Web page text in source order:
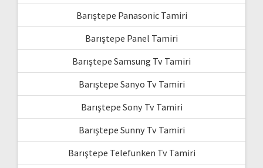
Barıştepe Panasonic Tamiri
Barıştepe Panel Tamiri
Barıştepe Samsung Tv Tamiri
Barıştepe Sanyo Tv Tamiri
Barıştepe Sony Tv Tamiri
Barıştepe Sunny Tv Tamiri
Barıştepe Telefunken Tv Tamiri